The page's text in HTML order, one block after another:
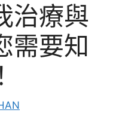
治療與
需要知